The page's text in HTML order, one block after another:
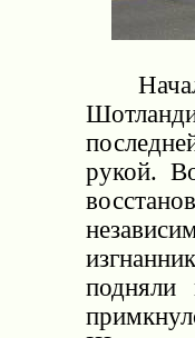
рукой.
подняли